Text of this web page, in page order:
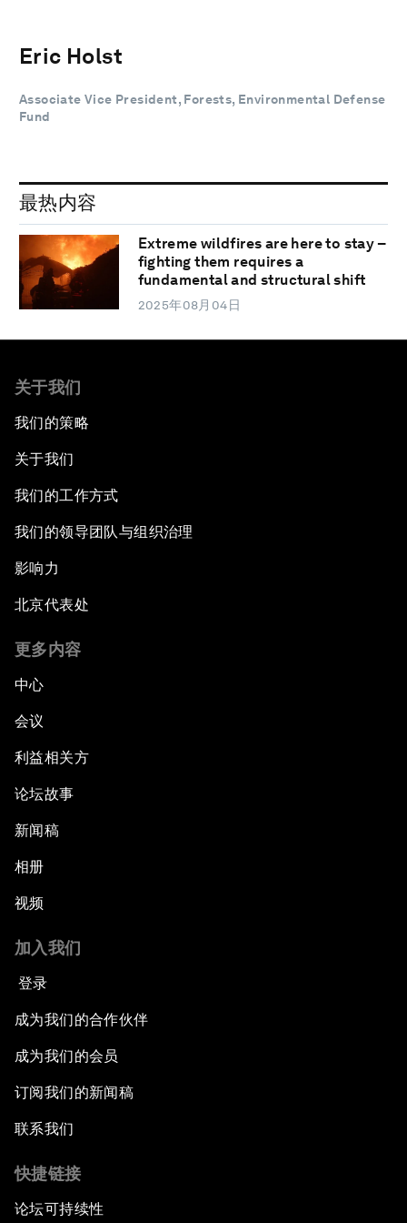
Eric Holst
Associate Vice President, Forests, Environmental Defense
Fund
最热内容
Extreme wildfires are here to stay –
fighting them requires a
fundamental and structural shift
2025年08月04日
关于我们
我们的策略
关于我们
我们的工作方式
我们的领导团队与组织治理
影响力
北京代表处
更多内容
中心
会议
利益相关方
论坛故事
新闻稿
相册
视频
加入我们
登录
成为我们的合作伙伴
成为我们的会员
订阅我们的新闻稿
联系我们
快捷链接
论坛可持续性